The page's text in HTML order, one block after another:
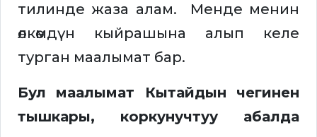
тилинде жаза алам. Менде менин
өлкөмдүн кыйрашына алып келе
турган маалымат бар.
Бул маалымат Кытайдын чегинен
тышкары, коркунучтуу абалда